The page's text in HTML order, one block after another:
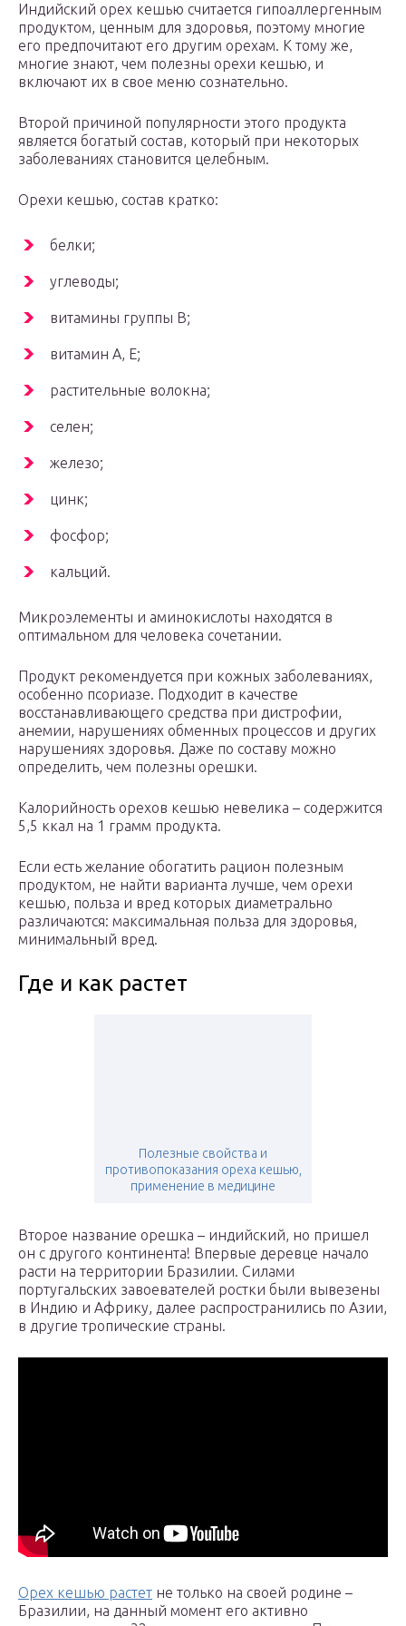
Индийский орех кешью считается гипоаллергенным
продуктом, ценным для здоровья, поэтому многие
его предпочитают его другим орехам. К тому же,
многие знают, чем полезны орехи кешью, и
включают их в свое меню сознательно.
Второй причиной популярности этого продукта
является богатый состав, который при некоторых
заболеваниях становится целебным.
Орехи кешью, состав кратко:
белки;
углеводы;
витамины группы В;
витамин А, Е;
растительные волокна;
селен;
железо;
цинк;
фосфор;
кальций.
Микроэлементы и аминокислоты находятся в
оптимальном для человека сочетании.
Продукт рекомендуется при кожных заболеваниях,
особенно псориазе. Подходит в качестве
восстанавливающего средства при дистрофии,
анемии, нарушениях обменных процессов и других
нарушениях здоровья. Даже по составу можно
определить, чем полезны орешки.
Калорийность орехов кешью невелика – содержится
5,5 ккал на 1 грамм продукта.
Если есть желание обогатить рацион полезным
продуктом, не найти варианта лучше, чем орехи
кешью, польза и вред которых диаметрально
различаются: максимальная польза для здоровья,
минимальный вред.
Где и как растет
Полезные свойства и
противопоказания ореха кешью,
применение в медицине
Второе название орешка – индийский, но пришел
он с другого континента! Впервые деревце начало
расти на территории Бразилии. Силами
португальских завоевателей ростки были вывезены
в Индию и Африку, далее распространились по Азии,
в другие тропические страны.
Орех кешью растет не только на своей родине –
Бразилии, на данный момент его активно